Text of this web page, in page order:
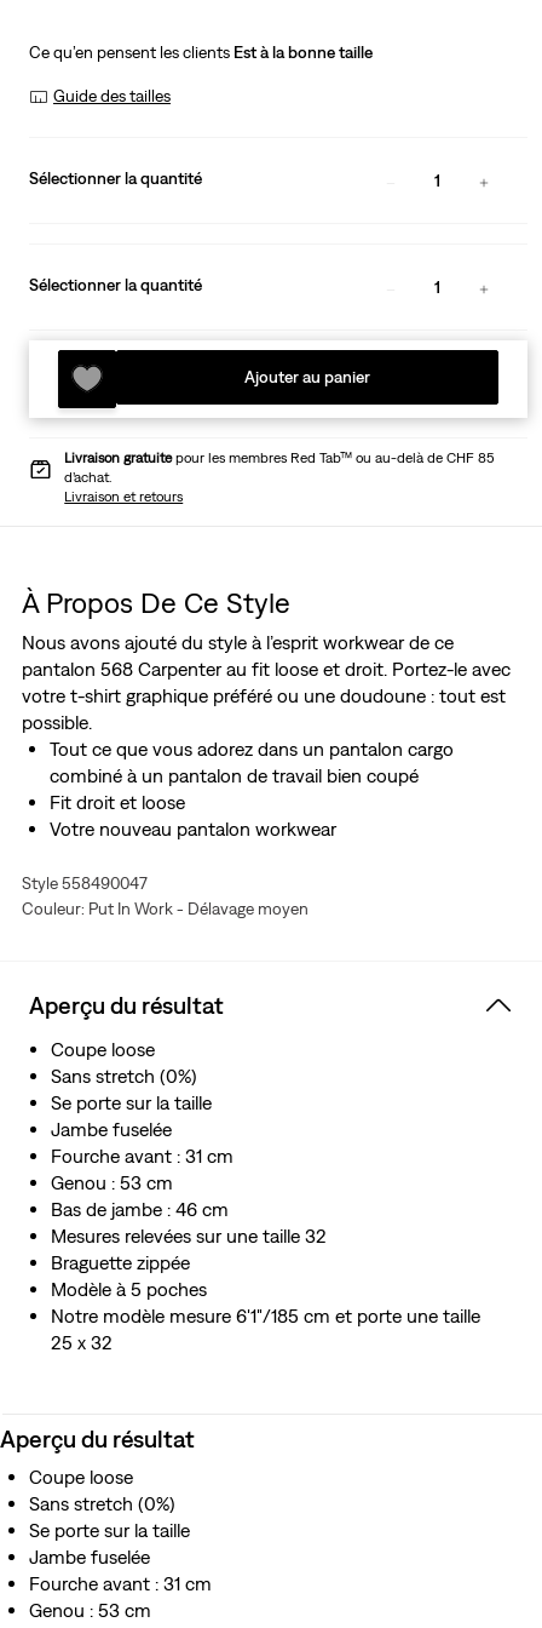
Ce qu’en pensent les clients Est à la bonne taille
Guide des tailles
Sélectionner la quantité 1
Sélectionner la quantité 1
Ajouter au panier
Livraison gratuitepour les membres Red Tab™ ou au-delà de CHF 85
d’achat.
Livraison et retours
À Propos De Ce Style
Nous avons ajouté du style à l’esprit workwear de ce
pantalon 568 Carpenter au fit loose et droit. Portez-le avec
votre t-shirt graphique préféré ou une doudoune : tout est
possible.
Tout ce que vous adorez dans un pantalon cargo
combiné à un pantalon de travail bien coupé
Fit droit et loose
Votre nouveau pantalon workwear
Style 558490047
Couleur: Put In Work - Délavage moyen
Aperçu du résultat
Coupe loose
Sans stretch (0%)
Se porte sur la taille
Jambe fuselée
Fourche avant : 31 cm
Genou : 53 cm
Bas de jambe : 46 cm
Mesures relevées sur une taille 32
Braguette zippée
Modèle à 5 poches
Notre modèle mesure 6'1"/185 cm et porte une taille
25 x 32
Aperçu du résultat
Coupe loose
Sans stretch (0%)
Se porte sur la taille
Jambe fuselée
Fourche avant : 31 cm
Genou : 53 cm